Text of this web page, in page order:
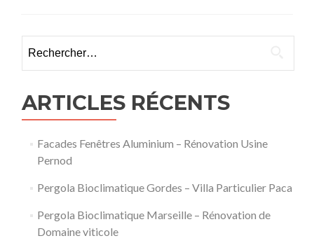
Chantier
Eguilles
ARTICLES RÉCENTS
Facades Fenêtres Aluminium – Rénovation Usine
Pernod
Pergola Bioclimatique Gordes – Villa Particulier Paca
Pergola Bioclimatique Marseille – Rénovation de
Domaine viticole